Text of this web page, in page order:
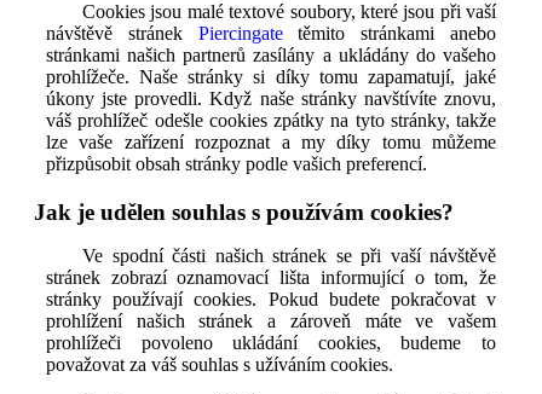
Cookies jsou malé textové soubory, které jsou při vaší
návštěvě stránek Piercingatetěmito stránkami anebo
stránkami našich partnerů zasílány a ukládány do vašeho
prohlížeče. Naše stránky si díky tomu zapamatují, jaké
úkony jste provedli. Když naše stránky navštívíte znovu,
váš prohlížeč odešle cookies zpátky na tyto stránky, takže
lze vaše zařízení rozpoznat a my díky tomu můžeme
přizpůsobit obsah stránky podle vašich preferencí.
Jak je udělen souhlas s používám cookies?
Ve spodní části našich stránek se při vaší návštěvě
stránek zobrazí oznamovací lišta informující o tom, že
stránky používají cookies. Pokud budete pokračovat v
prohlížení našich stránek a zároveň máte ve vašem
prohlížeči povoleno ukládání cookies, budeme to
považovat za váš souhlas s užíváním cookies.